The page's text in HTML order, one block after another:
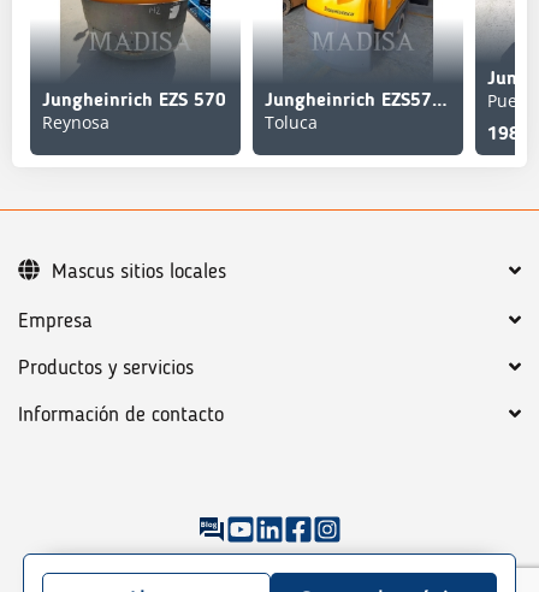
Jungheinrich EZS 570
Reynosa
Jungheinrich EZS570NA
Toluca
Empresa
Productos y servicios
Información de contacto
©2026 Mascus Condiciones generales
Mascus sitios locales